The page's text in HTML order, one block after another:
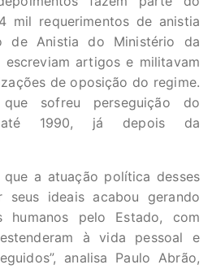
mil requerimentos de anistia
de Anistia do Ministério da
escreviam artigos e militavam
de oposição do regime.
sofreu perseguição do
até 1990, já depois da
que a atuação política desses
ideais acabou gerando
humanos pelo Estado, com
à vida pessoal e
analisa Paulo Abrão,